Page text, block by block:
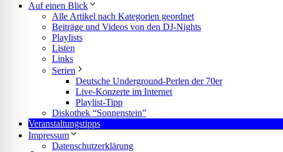
Auf einen Blick
Alle Artikel nach Kategorien geordnet
Beiträge und Videos von den DJ-Nights
Playlists
Listen
Links
Serien
Deutsche Underground-Perlen der 70er
Live-Konzerte im Internet
Playlist-Tipp
Diskothek “Sonnenstein”
Veranstaltungstipps
Impressum
Datenschutzerklärung
Anfallsicherheit
freundlicher Modus